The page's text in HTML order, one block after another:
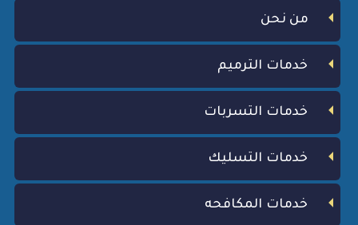
من نحن
خدمات الترميم
خدمات التسربات
خدمات التسليك
خدمات المكافحه